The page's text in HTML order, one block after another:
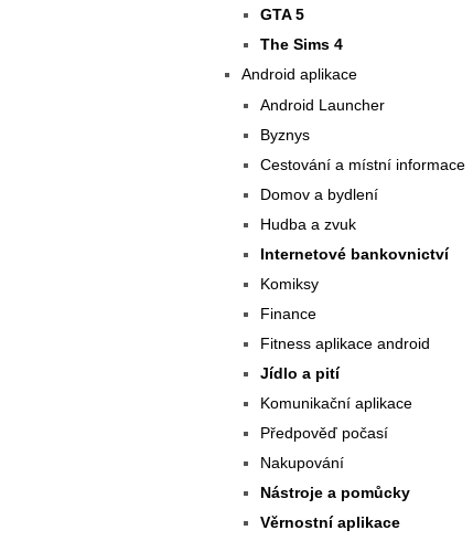
GTA 5
The Sims 4
Android aplikace
Android Launcher
Byznys
Cestování a místní informace
Domov a bydlení
Hudba a zvuk
Internetové bankovnictví
Komiksy
Finance
Fitness aplikace android
Jídlo a pití
Komunikační aplikace
Předpověď počasí
Nakupování
Nástroje a pomůcky
Věrnostní aplikace